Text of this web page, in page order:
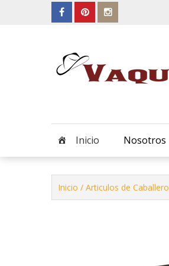
Inicio Nosotros
Inicio / Articulos de Caballero